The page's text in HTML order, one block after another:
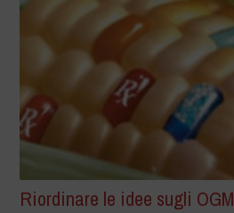
Riordinare le idee sugli OGM